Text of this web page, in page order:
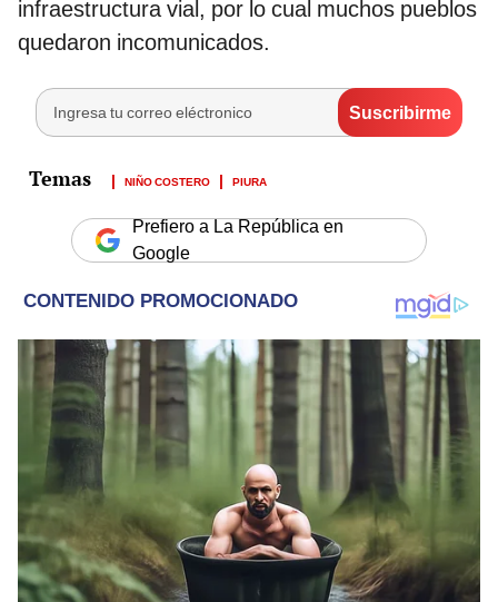
infraestructura vial, por lo cual muchos pueblos
quedaron incomunicados.
NIÑO COSTERO PIURA
Prefiero a La República en
Google